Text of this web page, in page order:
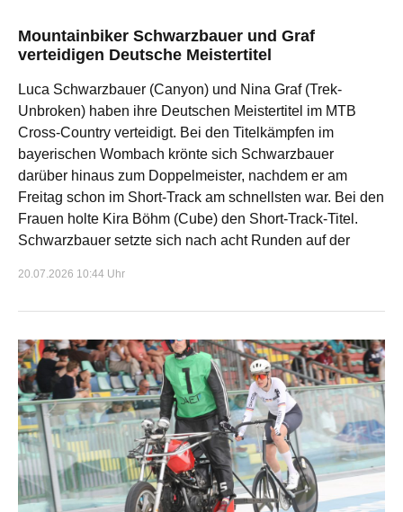
Mountainbiker Schwarzbauer und Graf
verteidigen Deutsche Meistertitel
Luca Schwarzbauer (Canyon) und Nina Graf (Trek-
Unbroken) haben ihre Deutschen Meistertitel im MTB
Cross-Country verteidigt. Bei den Titelkämpfen im
bayerischen Wombach krönte sich Schwarzbauer
darüber hinaus zum Doppelmeister, nachdem er am
Freitag schon im Short-Track am schnellsten war. Bei den
Frauen holte Kira Böhm (Cube) den Short-Track-Titel.
Schwarzbauer setzte sich nach acht Runden auf der
20.07.2026 10:44 Uhr